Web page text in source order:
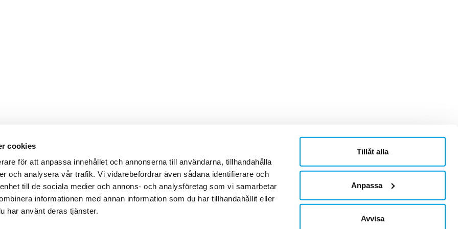
cookies
för att anpassa innehållet och annonserna till användarna, tillhandahålla
och analysera vår trafik. Vi vidarebefordrar även sådana identifierare och
till de sociala medier och annons- och analysföretag som vi samarbetar
informationen med annan information som du har tillhandahållit eller
har använt deras tjänster.
Tillåt alla
Anpassa
Avvisa
användare
Leverans- och betalningsvillkor
Elektronisk kommunikation
Produktväljare
Om Sonepar
Historik
Kontaktblad
Ledningsgrupp
Jobb & Karriär